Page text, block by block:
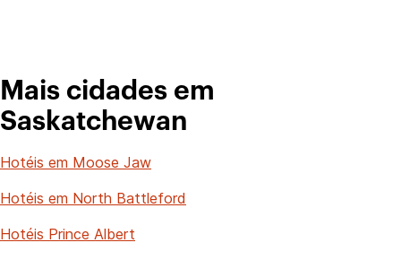
Mais cidades em
Saskatchewan
Hotéis em Moose Jaw
Hotéis em North Battleford
Hotéis Prince Albert